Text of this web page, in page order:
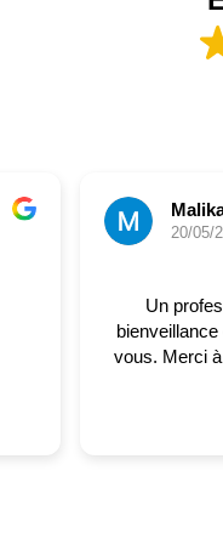
20/05/
Un
vous. Merci à l'entreprise GAMBUS pour son